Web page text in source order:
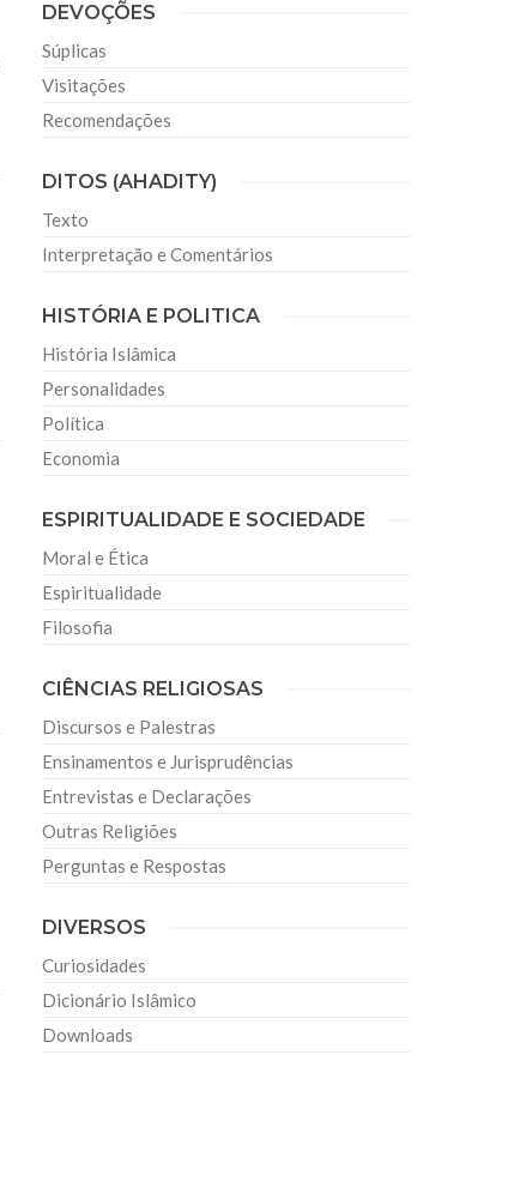
DEVOÇÕES
Súplicas
Visitações
Recomendações
DITOS (AHADITY)
Texto
Interpretação e Comentários
HISTÓRIA E POLITICA
História Islâmica
Personalidades
Política
Economia
ESPIRITUALIDADE E SOCIEDADE
Moral e Ética
Espiritualidade
Filosofia
CIÊNCIAS RELIGIOSAS
Discursos e Palestras
Ensinamentos e Jurisprudências
Entrevistas e Declarações
Outras Religiões
Perguntas e Respostas
DIVERSOS
Curiosidades
Dicionário Islâmico
Downloads